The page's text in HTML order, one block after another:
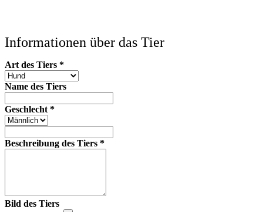
Informationen über das Tier
Art des Tiers *
Name des Tiers
Geschlecht *
Beschreibung des Tiers *
Bild des Tiers